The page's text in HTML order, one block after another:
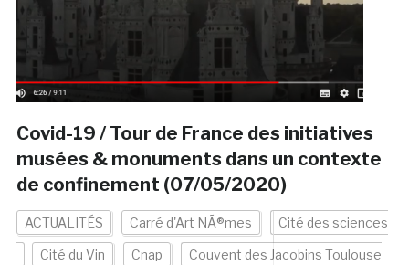
Covid-19 / Tour de France des initiatives
musées & monuments dans un contexte
de confinement (07/05/2020)
ACTUALITÉS Carré d'Art NÃ®mes Cité des sciences
Cité du Vin Cnap Couvent des Jacobins Toulouse